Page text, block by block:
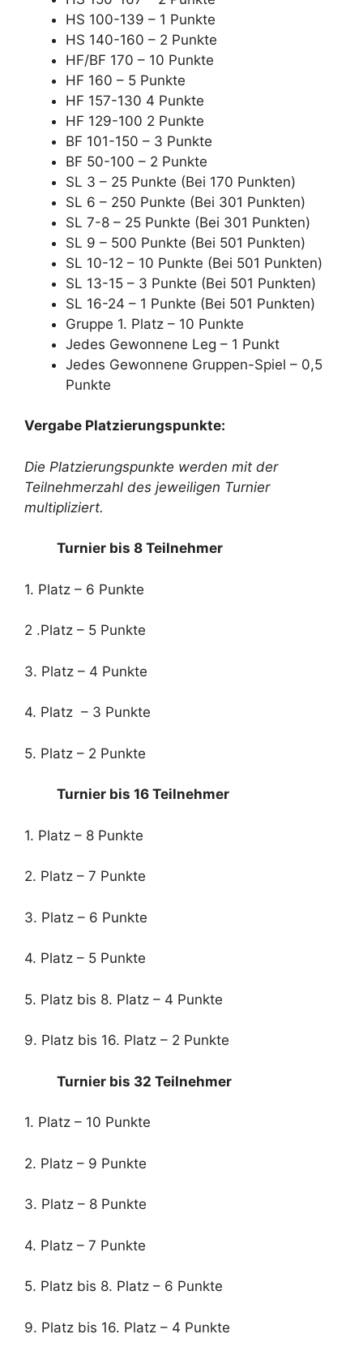
HS 100-139 – 1 Punkte
HS 140-160 – 2 Punkte
HF/BF 170 – 10 Punkte
HF 160 – 5 Punkte
HF 157-130 4 Punkte
HF 129-100 2 Punkte
BF 101-150 – 3 Punkte
BF 50-100 – 2 Punkte
SL 3 – 25 Punkte (Bei 170 Punkten)
SL 6 – 250 Punkte (Bei 301 Punkten)
SL 7-8 – 25 Punkte (Bei 301 Punkten)
SL 9 – 500 Punkte (Bei 501 Punkten)
SL 10-12 – 10 Punkte (Bei 501 Punkten)
SL 13-15 – 3 Punkte (Bei 501 Punkten)
SL 16-24 – 1 Punkte (Bei 501 Punkten)
Gruppe 1. Platz – 10 Punkte
Jedes Gewonnene Leg – 1 Punkt
Jedes Gewonnene Gruppen-Spiel – 0,5
Punkte
Vergabe Platzierungspunkte:
Die Platzierungspunkte werden mit der
Teilnehmerzahl des jeweiligen Turnier
multipliziert.
Turnier bis 8 Teilnehmer
1. Platz – 6 Punkte
2 .Platz – 5 Punkte
3. Platz – 4 Punkte
4. Platz – 3 Punkte
5. Platz – 2 Punkte
Turnier bis 16 Teilnehmer
1. Platz – 8 Punkte
2. Platz – 7 Punkte
3. Platz – 6 Punkte
4. Platz – 5 Punkte
5. Platz bis 8. Platz – 4 Punkte
9. Platz bis 16. Platz – 2 Punkte
Turnier bis 32 Teilnehmer
1. Platz – 10 Punkte
2. Platz – 9 Punkte
3. Platz – 8 Punkte
4. Platz – 7 Punkte
5. Platz bis 8. Platz – 6 Punkte
9. Platz bis 16. Platz – 4 Punkte